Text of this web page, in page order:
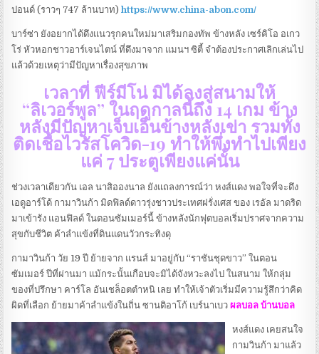
ปอนด์ (ราวๆ 747 ล้านบาท)https://www.china-abon.com/
บาร์ซ่า ยังอยากได้ดึงแนวรุกคนใหม่มาเสริมกองทัพ ข้างหลัง เซร์คิโอ อเกว
โร่ หัวหอกชาวอาร์เจนไตน์ ที่ดึงมาจาก แมนฯ ซิตี้ จำต้องประกาศเลิกเล่นไป
แล้วด้วยเหตุว่ามีปัญหาเรื่องสุขภาพ
เวลาที่ ฟีร์มีโน่ มิได้ลงสู่สนามให้
“ลิเวอร์พูล” ในฤดูกาลนี้ถึง 14 เกม ข้าง
หลังมีปัญหาเจ็บเอ็นข้างหลังเข่า รวมทั้ง
ติดเชื้อไวรัสโควิด-19 ทำให้พึ่งทำไปเพียง
แค่ 7 ประตูเพียงแค่นั้น
ช่วงเวลาเดียวกัน เอล นาสิอองนาล ยังแถลงการณ์ว่า หงส์แดง พอใจที่จะดึง
เอดูอาร์โด้ กามาวินก้า มิดฟิลด์ดาวรุ่งชาวประเทศฝรั่งเศส ของ เรอัล มาดริด
มาเข้ารัง แอนฟิลด์ ในตอนซัมเมอร์นี้ ข้างหลังนักฟุตบอลเริ่มปราศจากความ
สุขกับชีวิต ค้าลำแข้งที่ดินแดนวัวกระทิงดุ
กามาวินก้า วัย 19 ปี ย้ายจาก แรนส์ มาอยู่กับ “ราชันชุดขาว” ในตอน
ซัมเมอร์ ปีที่ผ่านมา แม้กระนั้นเกือบจะมิได้จังหวะลงไป ในสนาม ให้กลุ่ม
ของที่ปรึกษา คาร์โล อันเชล็อตตำหนิ เลย ทำให้เจ้าตัวเริ่มมีความรู้สึกว่าคิด
ผิดที่เลือก ย้ายมาค้าลำแข้งในถิ่น ซานติอาโก้ เบร์นาเบวผลบอล บ้านบอล
หงส์แดง เคยสนใจ
กามวินก้า มาแล้ว